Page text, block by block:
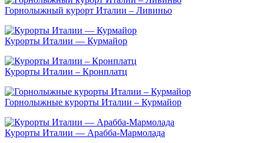
Горнолыжный курорт Италии – Ливиньо
Курорты Италии — Курмайор
Курорты Италии – Кронплатц
Горнолыжные курорты Италии – Курмайор
Курорты Италии — Арабба-Мармолада